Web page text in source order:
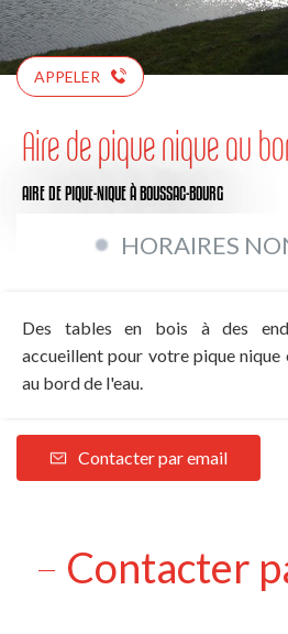
APPELER
Aire de pique nique au
AIRE DE PIQUE-NIQUEÀ BOUSSAC-BOURG
HORAIRES
Des tables en bois à des
accueillent pour votre pique nique
au bord de l'eau.
Contacter par email
Contacter